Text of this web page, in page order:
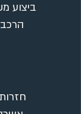
ביצוע
הרכב